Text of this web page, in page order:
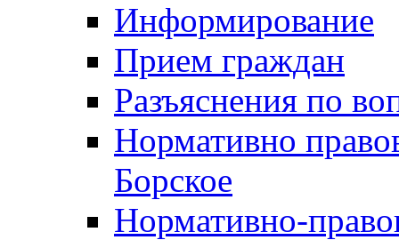
Информирование
Прием граждан
Разъяснения по
Нормативно
Борское
Нормативно-